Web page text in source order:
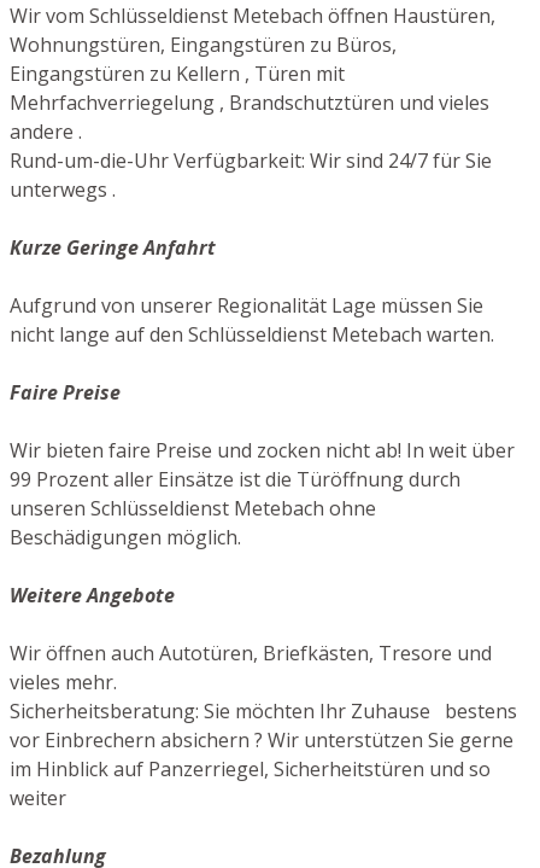
Wir vom Schlüsseldienst Metebach öffnen Haustüren,
Wohnungstüren, Eingangstüren zu Büros,
Eingangstüren zu Kellern , Türen mit
Mehrfachverriegelung , Brandschutztüren und vieles
andere .
Rund-um-die-Uhr Verfügbarkeit: Wir sind 24/7 für Sie
unterwegs .
Kurze Geringe Anfahrt
Aufgrund von unserer Regionalität Lage müssen Sie
nicht lange auf den Schlüsseldienst Metebach warten.
Faire Preise
Wir bieten faire Preise und zocken nicht ab! In weit über
99 Prozent aller Einsätze ist die Türöffnung durch
unseren Schlüsseldienst Metebach ohne
Beschädigungen möglich.
Weitere Angebote
Wir öffnen auch Autotüren, Briefkästen, Tresore und
vieles mehr.
Sicherheitsberatung: Sie möchten Ihr Zuhause bestens
vor Einbrechern absichern ? Wir unterstützen Sie gerne
im Hinblick auf Panzerriegel, Sicherheitstüren und so
weiter
Bezahlung